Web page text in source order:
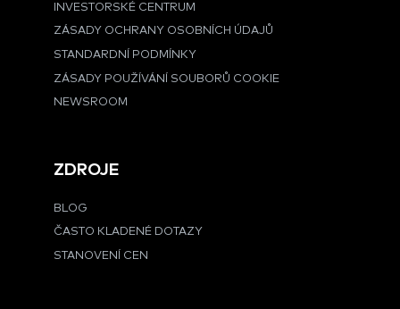
INVESTORSKÉ CENTRUM
ZÁSADY OCHRANY OSOBNÍCH ÚDAJŮ
STANDARDNÍ PODMÍNKY
ZÁSADY POUŽÍVÁNÍ SOUBORŮ COOKIE
NEWSROOM
ZDROJE
BLOG
ČASTO KLADENÉ DOTAZY
STANOVENÍ CEN